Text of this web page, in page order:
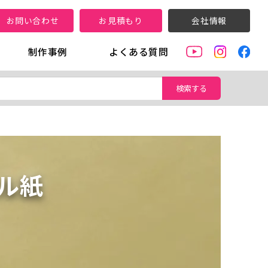
お問い合わせ お見積もり 会社情報
制作事例 よくある質問
検索する
紙